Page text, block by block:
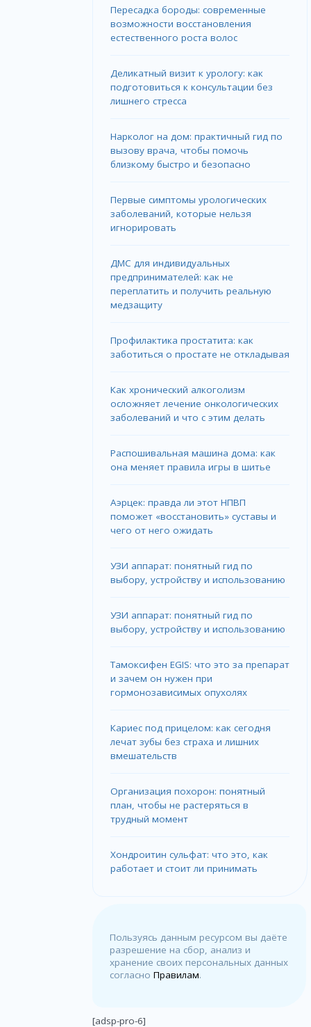
Пересадка бороды: современные
возможности восстановления
естественного роста волос
Деликатный визит к урологу: как
подготовиться к консультации без
лишнего стресса
Нарколог на дом: практичный гид по
вызову врача, чтобы помочь
близкому быстро и безопасно
Первые симптомы урологических
заболеваний, которые нельзя
игнорировать
ДМС для индивидуальных
предпринимателей: как не
переплатить и получить реальную
медзащиту
Профилактика простатита: как
заботиться о простате не откладывая
Как хронический алкоголизм
осложняет лечение онкологических
заболеваний и что с этим делать
Распошивальная машина дома: как
она меняет правила игры в шитье
Аэрцек: правда ли этот НПВП
поможет «восстановить» суставы и
чего от него ожидать
УЗИ аппарат: понятный гид по
выбору, устройству и использованию
УЗИ аппарат: понятный гид по
выбору, устройству и использованию
Тамоксифен EGIS: что это за препарат
и зачем он нужен при
гормонозависимых опухолях
Кариес под прицелом: как сегодня
лечат зубы без страха и лишних
вмешательств
Организация похорон: понятный
план, чтобы не растеряться в
трудный момент
Хондроитин сульфат: что это, как
работает и стоит ли принимать
Пользуясь данным ресурсом вы даёте
разрешение на сбор, анализ и
хранение своих персональных данных
согласноПравилам.
[adsp-pro-6]